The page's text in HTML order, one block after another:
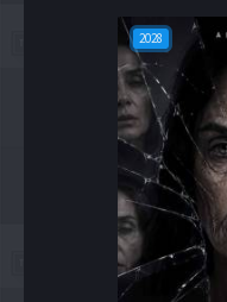
2028